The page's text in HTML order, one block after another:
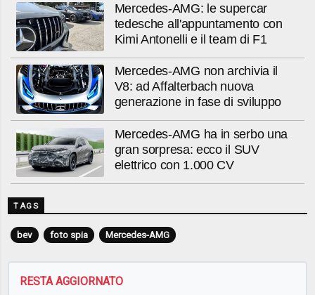
Mercedes-AMG: le supercar
tedesche all'appuntamento con
Kimi Antonelli e il team di F1
Mercedes-AMG non archivia il
V8: ad Affalterbach nuova
generazione in fase di sviluppo
Mercedes-AMG ha in serbo una
gran sorpresa: ecco il SUV
elettrico con 1.000 CV
TAGS
bev foto spia Mercedes-AMG
RESTA AGGIORNATO